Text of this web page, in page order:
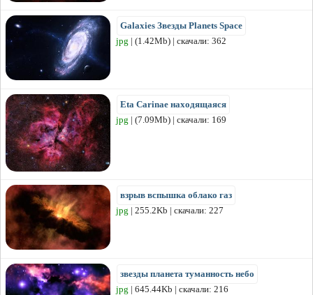
Galaxies Звезды Planets Space
jpg | (1.42Mb) | скачали: 362
Eta Carinae находящаяся
jpg | (7.09Mb) | скачали: 169
взрыв вспышка облако газ
jpg | 255.2Kb | скачали: 227
звезды планета туманность небо
jpg | 645.44Kb | скачали: 216